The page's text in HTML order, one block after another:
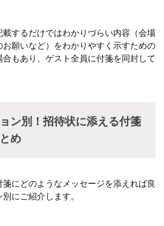
するだけではわかりづらい内容（会場
お願いなど）をわかりやすく示すための
もあり、ゲスト全員に付箋を同封して
ン別！招待状に添える付箋
め
にどのようなメッセージを添えれば良
にご紹介します。